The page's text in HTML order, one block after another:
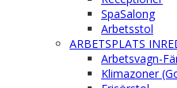
SpaSalong
Arbetsstol
ARBETSPLATS
Arbetsvagn-
Klimazoner